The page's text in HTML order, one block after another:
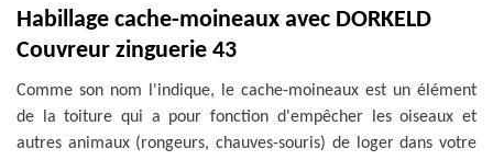
Habillage cache-moineaux avec DORKELD
Couvreur zinguerie 43
Comme son nom l'indique, le cache-moineaux est un élément
de la toiture qui a pour fonction d'empêcher les oiseaux et
autres animaux (rongeurs, chauves-souris) de loger dans votre